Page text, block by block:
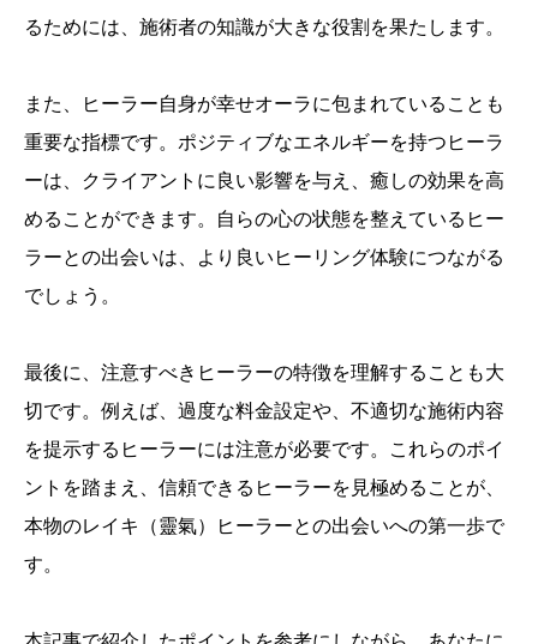
るためには、施術者の知識が大きな役割を果たします。
また、ヒーラー自身が幸せオーラに包まれていることも
重要な指標です。ポジティブなエネルギーを持つヒーラ
ーは、クライアントに良い影響を与え、癒しの効果を高
めることができます。自らの心の状態を整えているヒー
ラーとの出会いは、より良いヒーリング体験につながる
でしょう。
最後に、注意すべきヒーラーの特徴を理解することも大
切です。例えば、過度な料金設定や、不適切な施術内容
を提示するヒーラーには注意が必要です。これらのポイ
ントを踏まえ、信頼できるヒーラーを見極めることが、
本物のレイキ（靈氣）ヒーラーとの出会いへの第一歩で
す。